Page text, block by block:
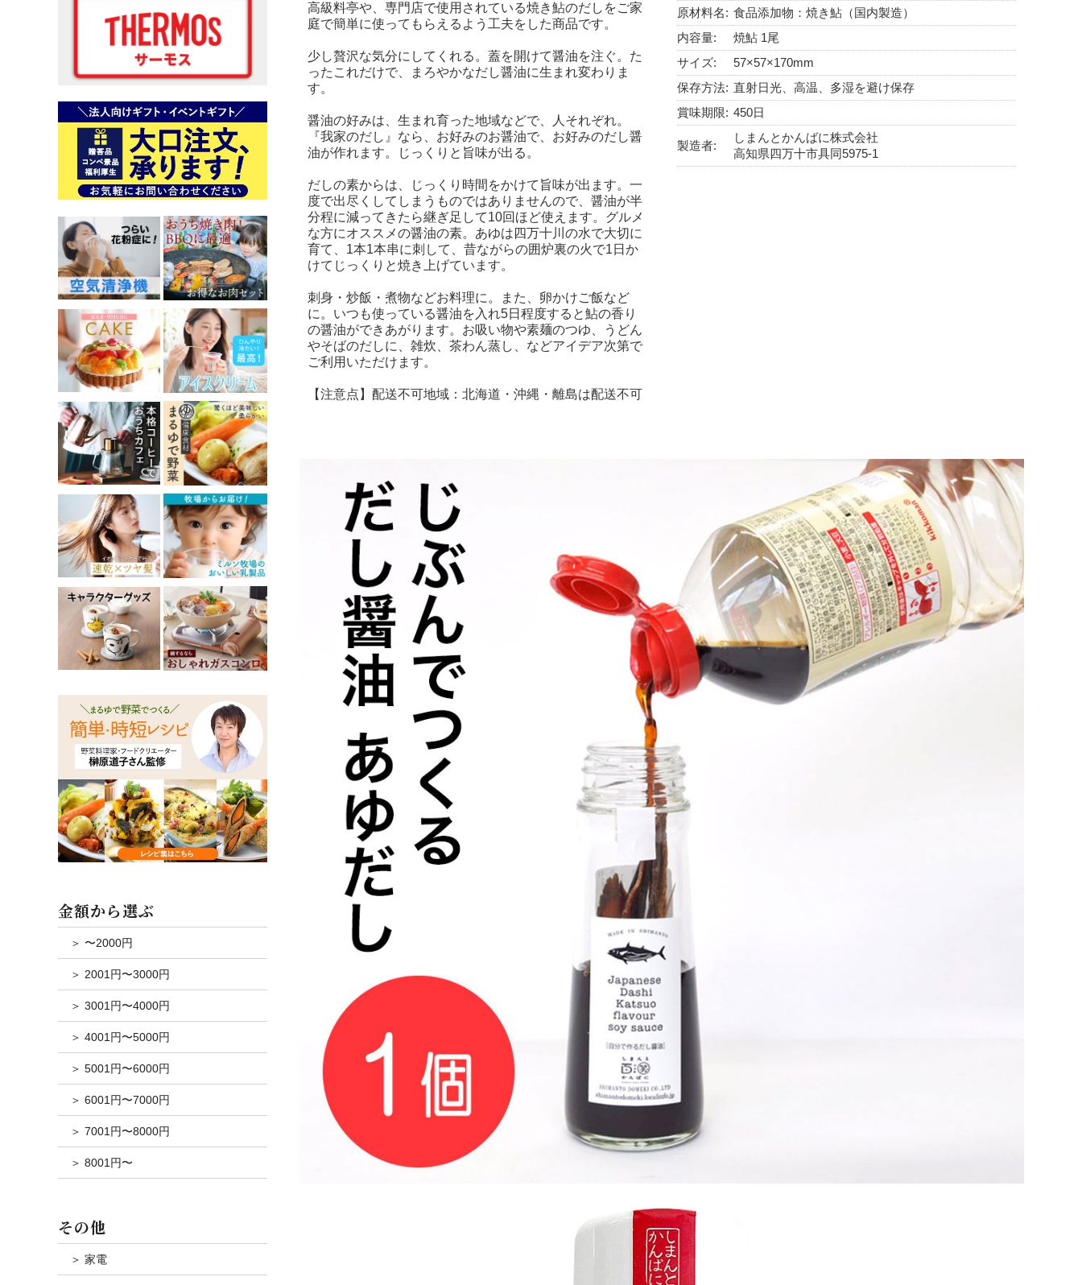
高級料亭や、専門店で使用されている焼き鮎のだしをご家
庭で簡単に使ってもらえるよう工夫をした商品です。
少し贅沢な気分にしてくれる。蓋を開けて醤油を注ぐ。た
ったこれだけで、まろやかなだし醤油に生まれ変わりま
す。
醤油の好みは、生まれ育った地域などで、人それぞれ。
『我家のだし』なら、お好みのお醤油で、お好みのだし醤
油が作れます。じっくりと旨味が出る。
だしの素からは、じっくり時間をかけて旨味が出ます。一
度で出尽くしてしまうものではありませんので、醤油が半
分程に減ってきたら継ぎ足して10回ほど使えます。グルメ
な方にオススメの醤油の素。あゆは四万十川の水で大切に
育て、1本1本串に刺して、昔ながらの囲炉裏の火で1日か
けてじっくりと焼き上げています。
刺身・炒飯・煮物などお料理に。また、卵かけご飯など
に。いつも使っている醤油を入れ5日程度すると鮎の香り
の醤油ができあがります。お吸い物や素麺のつゆ、うどん
やそばのだしに、雑炊、茶わん蒸し、などアイデア次第で
ご利用いただけます。
【注意点】配送不可地域：北海道・沖縄・離島は配送不可
原材料名: 食品添加物：焼き鮎（国内製造）
内容量:
焼鮎 1尾
サイズ:
57×57×170mm
保存方法: 直射日光、高温、多湿を避け保存
賞味期限: 450日
製造者:
しまんとかんばに株式会社
高知県四万十市具同5975-1
金額から選ぶ
＞ 〜2000円
＞ 2001円〜3000円
＞ 3001円〜4000円
＞ 4001円〜5000円
＞ 5001円〜6000円
＞ 6001円〜7000円
＞ 7001円〜8000円
＞ 8001円〜
その他
＞ 家電